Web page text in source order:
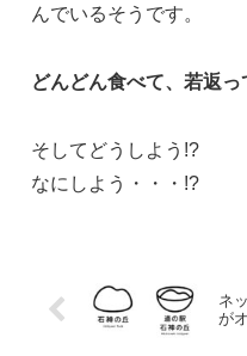
んでいるそうです。
どんどん食べて、若返っ
そしてどうしよう!?
なにしよう・・・!?
ネ
が